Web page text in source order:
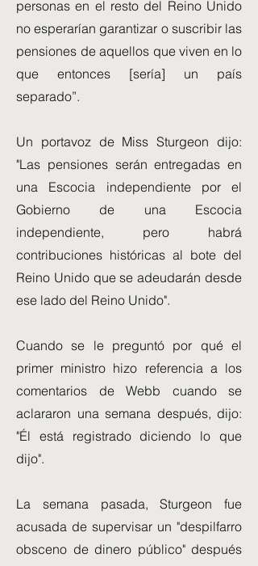
personas en el resto del Reino Unido
no esperarían garantizar o suscribir las
pensiones de aquellos que viven en lo
que entonces [sería] un país
separado”.
Un portavoz de Miss Sturgeon dijo:
"Las pensiones serán entregadas en
una Escocia independiente por el
Gobierno de una Escocia
independiente, pero habrá
contribuciones históricas al bote del
Reino Unido que se adeudarán desde
ese lado del Reino Unido".
Cuando se le preguntó por qué el
primer ministro hizo referencia a los
comentarios de Webb cuando se
aclararon una semana después, dijo:
"Él está registrado diciendo lo que
dijo".
La semana pasada, Sturgeon fue
acusada de supervisar un "despilfarro
obsceno de dinero público" después